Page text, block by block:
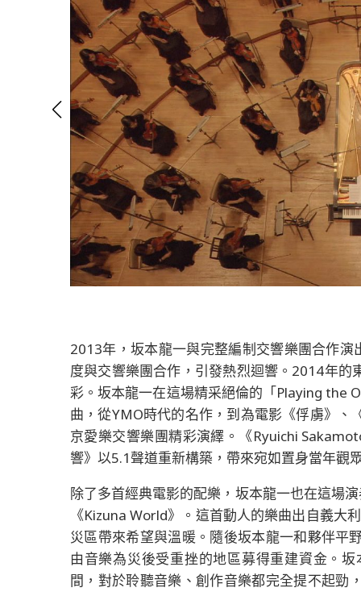
2013年，坂本龍一與完整編制交響樂團合作
度與交響樂團合作，引發熱烈迴響。2014年
彩。坂本龍一在這場精采絕倫的「Playing the
曲，從YMO時代的名作，到為電影《俘虜》
京愛樂交響樂團精彩演繹。《Ryuichi
響》以5.1聲道重新構築，帶來宛如置身當年觀
除了多首經典電影的配樂，坂本龍一也在這場
《Kizuna World》。這首動人的樂曲出自義
災區帶來希望與溫暖。隨後坂本龍一和夥伴平
由音樂為災後受重挫的地區募得重建資金。
間，對於聆聽音樂、創作音樂都完全提不起勁